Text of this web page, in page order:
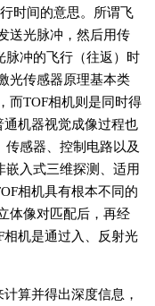
时间的意思。所谓飞
送光脉冲，然后用传
脉冲的飞行（往返）时
光传感器原理基本类
而TOF相机则是同时得
机器视觉成像过程也
感器、控制电路以及
入式三维探测、适用
相机具有根本不同的
体像对匹配后，再经
机是通过入、反射光
算并得出深度信息，